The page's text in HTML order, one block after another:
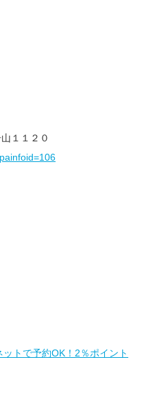
１１２０
トで予約OK！2％ポイント